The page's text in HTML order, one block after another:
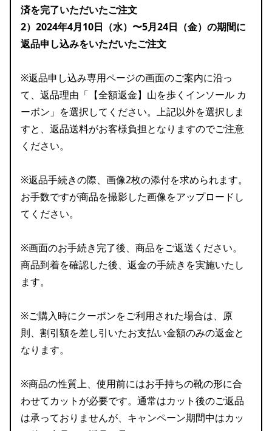
済を完了いただいたご注文
2）2024年4月10日（水）〜5月24日（金）の期間に
返品申し込みをいただいたご注文
※返品申し込み専用ページの画面のご案内に沿っ
て、返品理由「【全額返金】山を歩くインソール カ
ーボン」を選択してください。上記以外を選択しま
すと、返品送料がお客様負担となりますのでご注意
ください。
※返品手続きの際、画像2枚の添付を求められます。
お手数ですが商品を撮影した画像をアップロードし
てください。
※画面のお手続き完了後、商品をご返送ください。
商品到着を確認した後、返金の手続きを実施いたし
ます。
※ご購入時にクーポンをご利用された場合は、原
則、割引額を差し引いたお支払い金額のみの返金と
なります。
※商品の性質上、使用前にはお手持ちの靴の形に合
わせてカットが必要です。通常はカット後のご返品
は承っておりませんが、キャンペーン期間中はカッ